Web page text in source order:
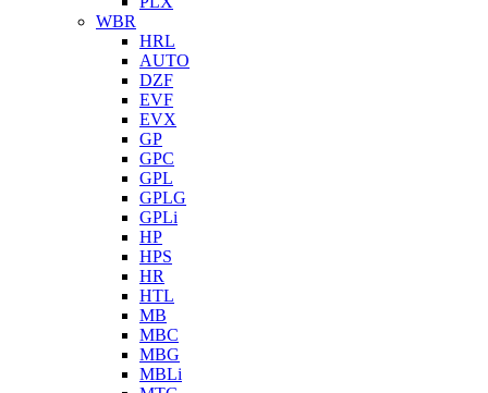
WBR
HRL
AUTO
DZF
EVF
EVX
GP
GPC
GPL
GPLG
GPLi
HP
HPS
HR
HTL
MB
MBC
MBG
MBLi